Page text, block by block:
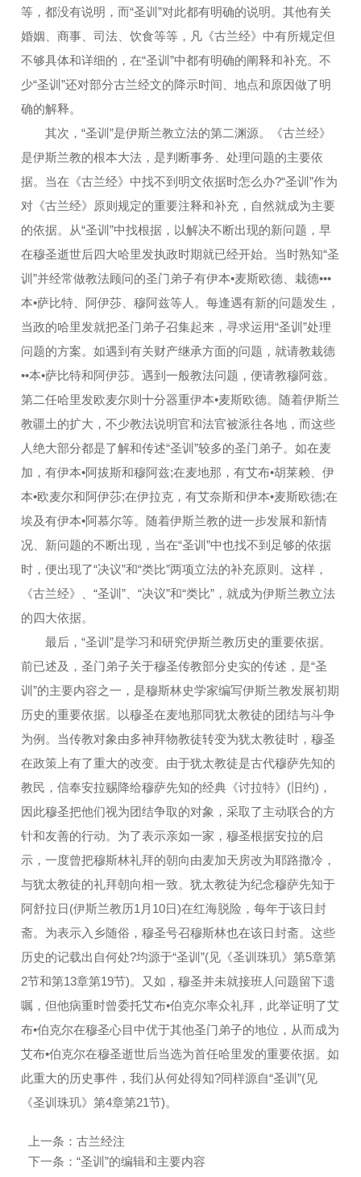
等，都没有说明，而“圣训”对此都有明确的说明。其他有关
婚姻、商事、司法、饮食等等，凡《古兰经》中有所规定但
不够具体和详细的，在“圣训”中都有明确的阐释和补充。不
少“圣训”还对部分古兰经文的降示时间、地点和原因做了明
确的解释。
其次，“圣训”是伊斯兰教立法的第二渊源。《古兰经》
是伊斯兰教的根本大法，是判断事务、处理问题的主要依
据。当在《古兰经》中找不到明文依据时怎么办?“圣训”作为
对《古兰经》原则规定的重要注释和补充，自然就成为主要
的依据。从“圣训”中找根据，以解决不断出现的新问题，早
在穆圣逝世后四大哈里发执政时期就已经开始。当时熟知“圣
训”并经常做教法顾问的圣门弟子有伊本•麦斯欧德、栽德•••
本•萨比特、阿伊莎、穆阿兹等人。每逢遇有新的问题发生，
当政的哈里发就把圣门弟子召集起来，寻求运用“圣训”处理
问题的方案。如遇到有关财产继承方面的问题，就请教栽德
••本•萨比特和阿伊莎。遇到一般教法问题，便请教穆阿兹。
第二任哈里发欧麦尔则十分器重伊本•麦斯欧德。随着伊斯兰
教疆土的扩大，不少教法说明官和法官被派往各地，而这些
人绝大部分都是了解和传述“圣训”较多的圣门弟子。如在麦
加，有伊本•阿拔斯和穆阿兹;在麦地那，有艾布•胡莱赖、伊
本•欧麦尔和阿伊莎;在伊拉克，有艾奈斯和伊本•麦斯欧德;在
埃及有伊本•阿慕尔等。随着伊斯兰教的进一步发展和新情
况、新问题的不断出现，当在“圣训”中也找不到足够的依据
时，便出现了“决议”和“类比”两项立法的补充原则。这样，
《古兰经》、“圣训”、“决议”和“类比”，就成为伊斯兰教立法
的四大依据。
最后，“圣训”是学习和研究伊斯兰教历史的重要依据。
前已述及，圣门弟子关于穆圣传教部分史实的传述，是“圣
训”的主要内容之一，是穆斯林史学家编写伊斯兰教发展初期
历史的重要依据。以穆圣在麦地那同犹太教徒的团结与斗争
为例。当传教对象由多神拜物教徒转变为犹太教徒时，穆圣
在政策上有了重大的改变。由于犹太教徒是古代穆萨先知的
教民，信奉安拉赐降给穆萨先知的经典《讨拉特》(旧约)，
因此穆圣把他们视为团结争取的对象，采取了主动联合的方
针和友善的行动。为了表示亲如一家，穆圣根据安拉的启
示，一度曾把穆斯林礼拜的朝向由麦加天房改为耶路撒冷，
与犹太教徒的礼拜朝向相一致。犹太教徒为纪念穆萨先知于
阿舒拉日(伊斯兰教历1月10日)在红海脱险，每年于该日封
斋。为表示入乡随俗，穆圣号召穆斯林也在该日封斋。这些
历史的记载出自何处?均源于“圣训”(见《圣训珠玑》第5章第
2节和第13章第19节)。又如，穆圣并未就接班人问题留下遗
嘱，但他病重时曾委托艾布•伯克尔率众礼拜，此举证明了艾
布•伯克尔在穆圣心目中优于其他圣门弟子的地位，从而成为
艾布•伯克尔在穆圣逝世后当选为首任哈里发的重要依据。如
此重大的历史事件，我们从何处得知?同样源自“圣训”(见
《圣训珠玑》第4章第21节)。
上一条： 古兰经注
下一条： “圣训”的编辑和主要内容